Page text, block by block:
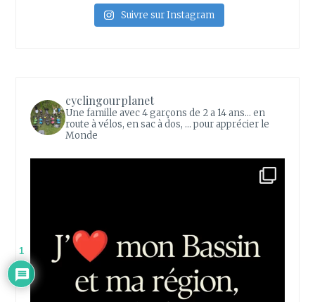
Suivre sur Instagram
cyclingourplanet
Une famille avec 4 garçons de 2 a 14 ans... en
route à vélos, en sac à dos, ... pour apprécier le
Monde
1